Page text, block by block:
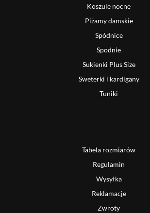
Koszule nocne
Piżamy damskie
Spódnice
Spodnie
Sukienki Plus Size
Sweterki i kardigany
Tuniki
Tabela rozmiarów
Regulamin
Wysyłka
Reklamacje
Zwroty